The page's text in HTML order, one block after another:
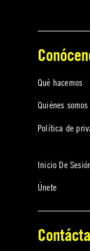
Qué hacemos
Quiénes somos
Política de
Inicio De
Únete